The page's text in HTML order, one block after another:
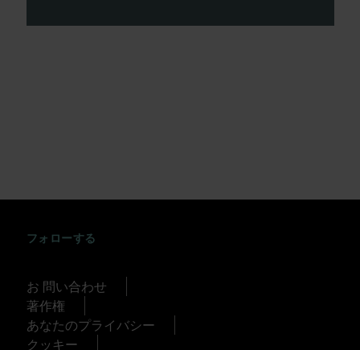
フォローする
お 問い合わせ
著作権
あなたのプライバシー
クッキー